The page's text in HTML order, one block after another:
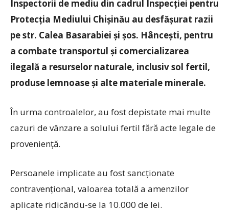
Inspectorii de mediu din cadrul Inspecției pentru
Protecția Mediului Chișinău au desfășurat razii
pe str. Calea Basarabiei și șos. Hâncești, pentru
a combate transportul și comercializarea
ilegală a resurselor naturale, inclusiv sol fertil,
produse lemnoase și alte materiale minerale.
În urma controalelor, au fost depistate mai multe
cazuri de vânzare a solului fertil fără acte legale de
proveniență.
Persoanele implicate au fost sancționate
contravențional, valoarea totală a amenzilor
aplicate ridicându-se la 10.000 de lei.